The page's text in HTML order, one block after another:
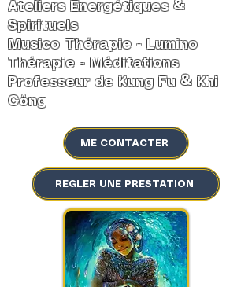
Ateliers Energétiques &
Spirituels
Musico Thérapie - Lumino
Thérapie - Méditations
Professeur de Kung Fu & Khi
Công
ME CONTACTER
REGLER UNE PRESTATION